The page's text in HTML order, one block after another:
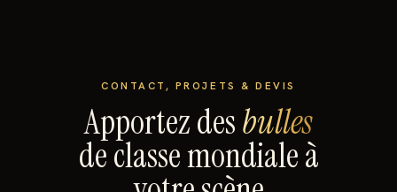
CONTACT, PROJETS & DEVIS
Apportez desbulles
de classe mondiale à